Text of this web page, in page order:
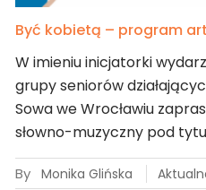
Być kobietą – program
W imieniu inicjatorki
grupy seniorów
Sowa we Wrocławiu
słowno-muzyczny pod
By Monika Glińska